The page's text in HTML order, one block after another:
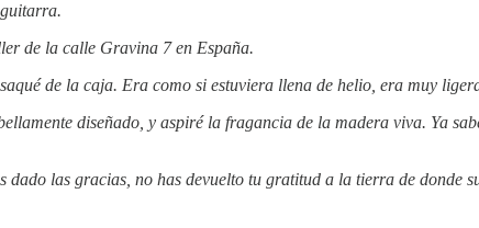
de la calle Gravina 7 en España.
de la caja. Era como si estuviera llena de helio, era muy
diseñado, y aspiré la fragancia de la madera viva. Ya
dado las gracias, no has devuelto tu gratitud a la tierra de donde